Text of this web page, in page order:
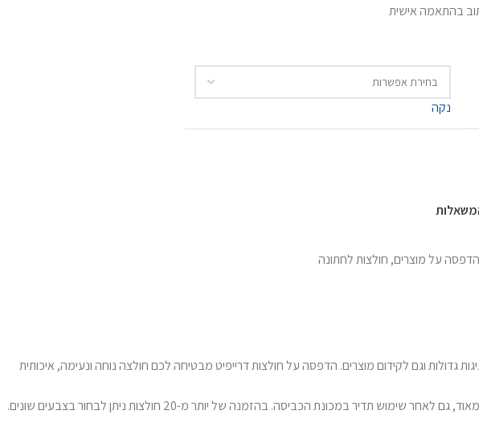
בהתאמה אישית
נקה
הדפסה על מוצרים, חולצות לחתונה
וגם לקידום מוצרים. הדפסה על חולצות דרייפיט מבטיחה לכם חולצה נוחה ונעימה, איכותית
לאחר בחירת המידה הנכונה והעיצוב המדויק, ההדפסה תתבצע באמצעות טכנולוגיה מתקדמת, אשר מבטיחה תוצאה באיכות גבוהה מאוד, גם לאחר שימוש תדיר במכונת הכביסה. בהזמנה של יותר מ-20 חולצות ניתן לבחור בצבעים שונים.